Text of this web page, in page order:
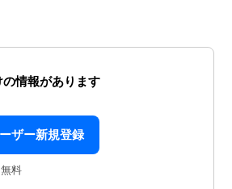
情報があります
ザー新規登録
無料